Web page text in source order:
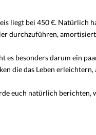
liegt bei 450 €. Natürlich
durchzuführen, amortisiert
es besonders darum ein
die das Leben
euch natürlich berichten,